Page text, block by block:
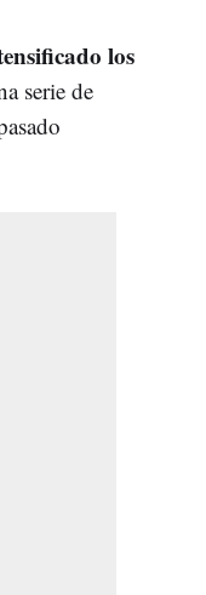
los
serie de